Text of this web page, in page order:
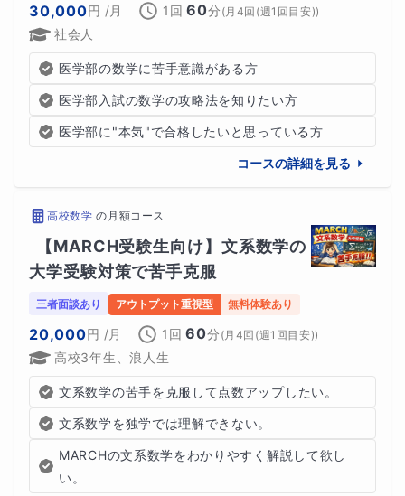
30,000円 /月 1回 60分 (月4回(週1回目安))
社会人
医学部の数学に苦手意識がある方
医学部入試の数学の攻略法を知りたい方
医学部に"本気"で合格したいと思っている方
コースの詳細を見る
高校数学 の 月額コース
【MARCH受験生向け】文系数学の
大学受験対策で苦手克服
三者面談あり アウトプット重視型 無料体験あり
20,000円 /月 1回 60分 (月4回(週1回目安))
高校3年生、浪人生
文系数学の苦手を克服して点数アップしたい。
文系数学を独学では理解できない。
MARCHの文系数学をわかりやすく解説して欲し
い。